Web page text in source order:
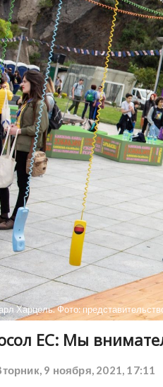
Харцель. Фото:
ЕС: Мы
9 ноября, 2021, 17:11